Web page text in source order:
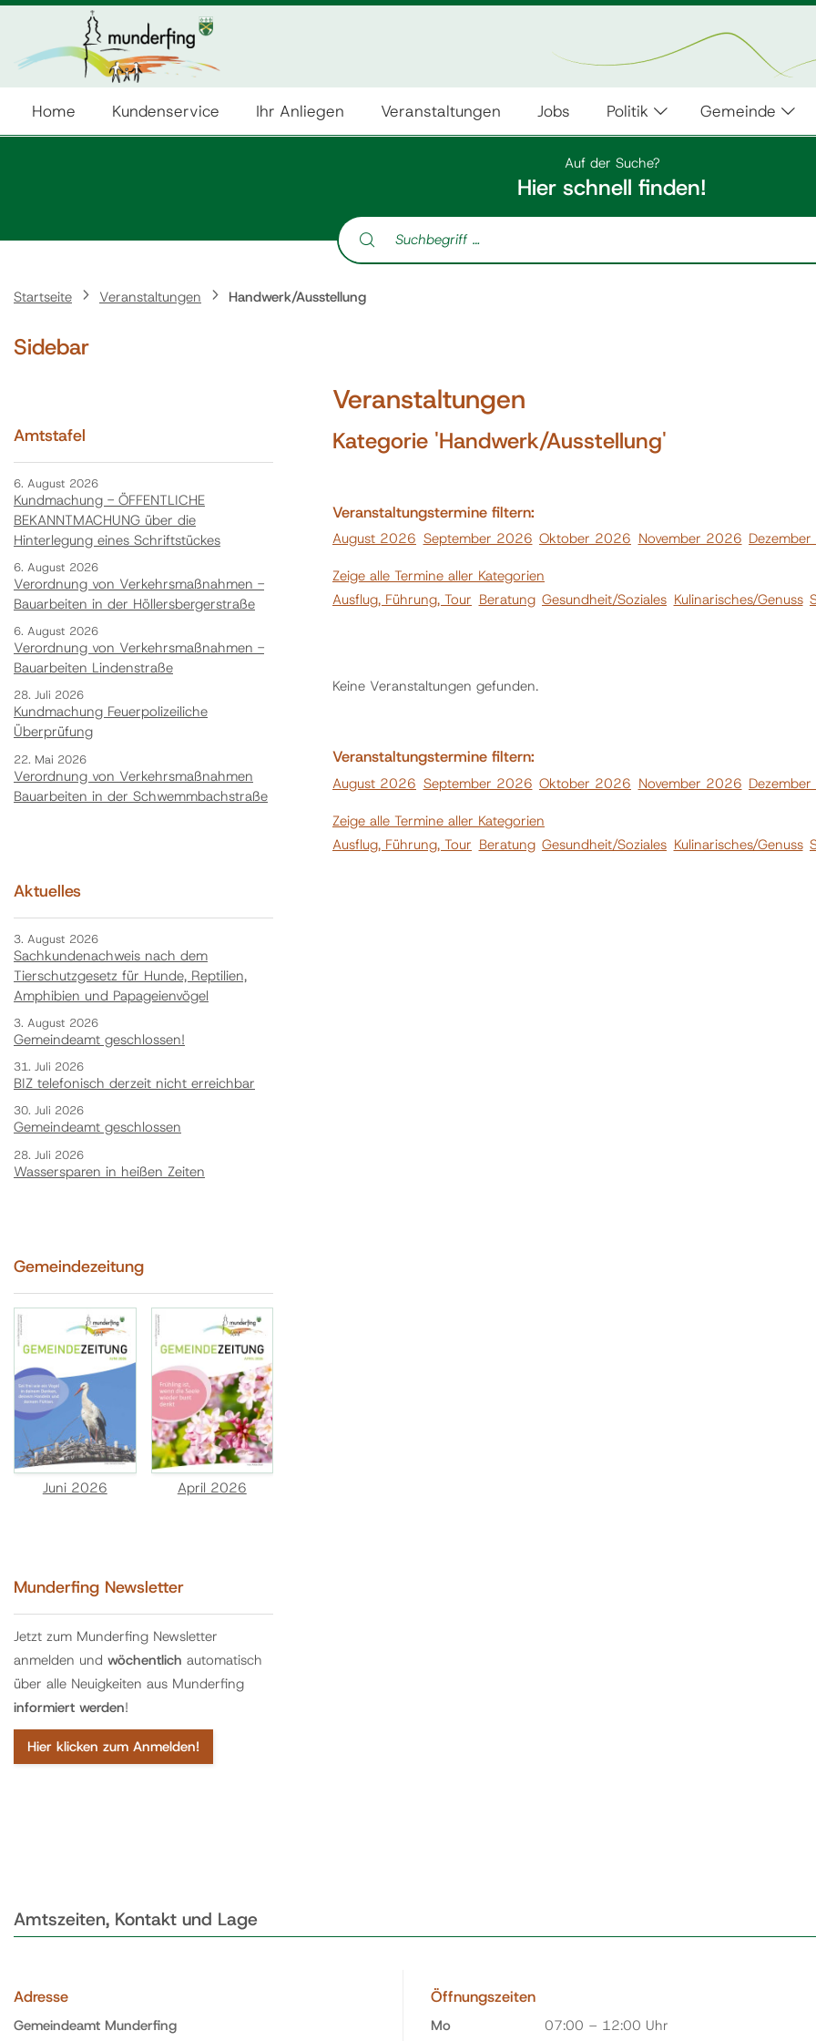
Home Kundenservice Ihr Anliegen Veranstaltungen Jobs Politik Gemeinde
Auf der Suche?
Hier schnell finden!
Suche nach:
Startseite Veranstaltungen Handwerk/Ausstellung
Veranstaltungen
Kategorie 'Handwerk/Ausstellung'
Veranstaltungstermine filtern:
August 2026 September 2026 Oktober 2026 November 2026
Zeige alle Termine aller Kategorien
Ausflug, Führung, Tour Beratung Gesundheit/Soziales Kulinarisches/Genuss
Keine Veranstaltungen gefunden.
Veranstaltungstermine filtern:
August 2026 September 2026 Oktober 2026 November 2026
Zeige alle Termine aller Kategorien
Ausflug, Führung, Tour Beratung Gesundheit/Soziales Kulinarisches/Genuss
Sidebar
Amtstafel
6. August 2026
Kundmachung - ÖFFENTLICHE
BEKANNTMACHUNG über die
Hinterlegung eines Schriftstückes
6. August 2026
Verordnung von Verkehrsmaßnahmen -
Bauarbeiten in der Höllersbergerstraße
6. August 2026
Verordnung von Verkehrsmaßnahmen -
Bauarbeiten Lindenstraße
28. Juli 2026
Kundmachung Feuerpolizeiliche
Überprüfung
22. Mai 2026
Verordnung von Verkehrsmaßnahmen
Bauarbeiten in der Schwemmbachstraße
Aktuelles
3. August 2026
Sachkundenachweis nach dem
Tierschutzgesetz für Hunde, Reptilien,
Amphibien und Papageienvögel
3. August 2026
Gemeindeamt geschlossen!
31. Juli 2026
BIZ telefonisch derzeit nicht erreichbar
30. Juli 2026
Gemeindeamt geschlossen
28. Juli 2026
Wassersparen in heißen Zeiten
Gemeindezeitung
Juni 2026 April 2026
Munderfing Newsletter
Jetzt zum Munderfing Newsletter
anmelden und wöchentlich automatisch
über alle Neuigkeiten aus Munderfing
informiert werden!
Hier klicken zum Anmelden!
Amtszeiten, Kontakt und Lage
Adresse
Gemeindeamt Munderfing
Öffnungszeiten
Mo
07:00 – 12:00 Uhr